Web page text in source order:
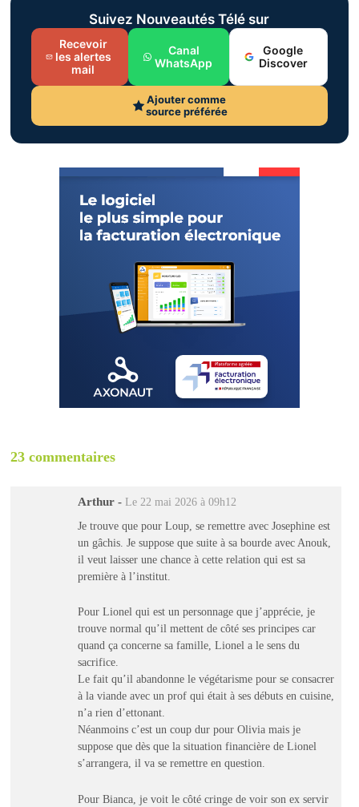
Suivez Nouveautés Télé sur
Recevoir
les alertes
mail
Canal
WhatsApp
Google
Discover
Ajouter comme
source préférée
23 commentaires
Arthur - Le 22 mai 2026 à 09h12
Je trouve que pour Loup, se remettre avec Josephine est
un gâchis. Je suppose que suite à sa bourde avec Anouk,
il veut laisser une chance à cette relation qui est sa
première à l’institut.
Pour Lionel qui est un personnage que j’apprécie, je
trouve normal qu’il mettent de côté ses principes car
quand ça concerne sa famille, Lionel a le sens du
sacrifice.
Le fait qu’il abandonne le végétarisme pour se consacrer
à la viande avec un prof qui était à ses débuts en cuisine,
n’a rien d’ettonant.
Néanmoins c’est un coup dur pour Olivia mais je
suppose que dès que la situation financière de Lionel
s’arrangera, il va se remettre en question.
Pour Bianca, je voit le côté cringe de voir son ex servir